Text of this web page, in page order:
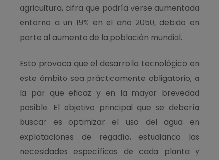
agricultura, cifra que podría verse aumentada
entorno a un 19% en el año 2050, debido en
parte al aumento de la población mundial.
Esto provoca que el desarrollo tecnológico en
este ámbito sea prácticamente obligatorio, a
la par que eficaz y en la mayor brevedad
posible. El objetivo principal que se debería
buscar es optimizar el uso del agua en
explotaciones de regadío, estudiando las
necesidades específicas de cada planta y